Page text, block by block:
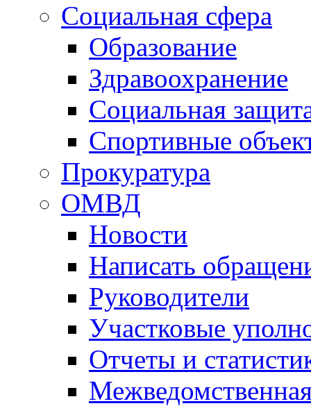
Социальная сфера
Образование
Здравоохранение
Социальная
Спортивные
Прокуратура
ОМВД
Новости
Написать
Руководители
Участковые
Отчеты и